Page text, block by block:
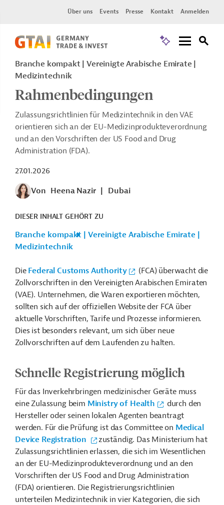
Über uns Events Presse Kontakt Anmelden
Branche kompakt | Vereinigte Arabische Emirate |
Medizintechnik
Rahmenbedingungen
Zulassungsrichtlinien für Medizintechnik in den VAE
orientieren sich an der EU-Medizinprodukteverordnung
und an den Vorschriften der US Food and Drug
Administration (FDA).
27.01.2026
Von Heena Nazir Dubai
DIESER INHALT GEHÖRT ZU
Branche kompakt | Vereinigte Arabische Emirate |
Medizintechnik
Die Federal Customs Authority
(FCA) überwacht die
Zollvorschriften in den Vereinigten Arabischen Emiraten
(VAE). Unternehmen, die Waren exportieren möchten,
sollten sich auf der offiziellen Website der FCA über
aktuelle Vorschriften, Tarife und Prozesse informieren.
Dies ist besonders relevant, um sich über neue
Zollvorschriften auf dem Laufenden zu halten.
Schnelle Registrierung möglich
Für das Inverkehrbringen medizinischer Geräte muss
eine Zulassung beim Ministry of Health
durch den
Hersteller oder seinen lokalen Agenten beantragt
werden. Für die Prüfung ist das Committee on Medical
Device Registration
zuständig. Das Ministerium hat
Zulassungsrichtlinien erlassen, die sich im Wesentlichen
an der EU-Medizinprodukteverordnung und an den
Vorschriften der US Food and Drug Administration
(FDA) orientieren. Die Registrierungsrichtlinien
unterteilen Medizintechnik in vier Kategorien, die sich